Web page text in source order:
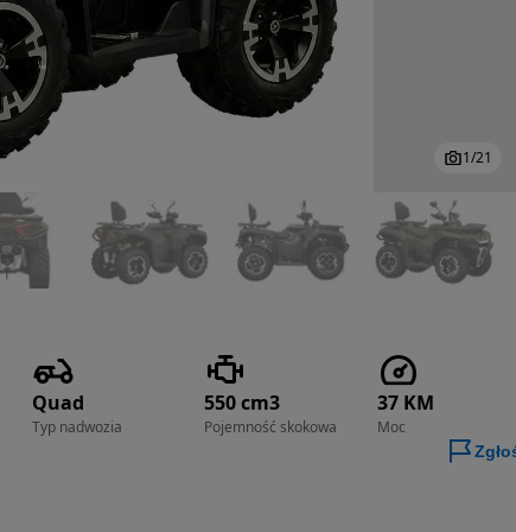
1/21
Quad
Typ nadwozia
550 cm3
Pojemność skokowa
37 KM
Moc